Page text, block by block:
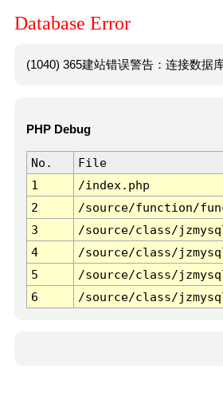
Database Error
(1040) 365建站错误警告：连接数据
PHP Debug
No. File
1
/index.php
2
/source/function/
3
/source/class/
4
/source/class/
5
/source/class/
6
/source/class/